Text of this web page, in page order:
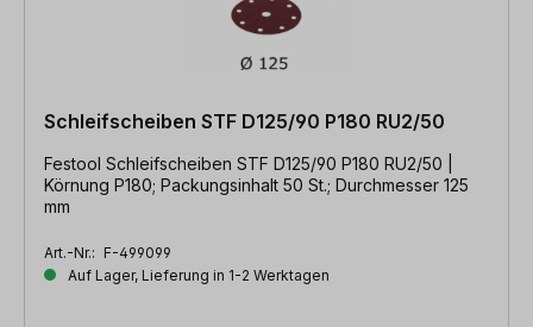
Schleifscheiben STF D125/90 P180 RU2/50
Festool Schleifscheiben STF D125/90 P180 RU2/50 |
Körnung P180; Packungsinhalt 50 St.; Durchmesser 125
mm
Art.-Nr.: F-499099
Auf Lager, Lieferung in 1-2 Werktagen